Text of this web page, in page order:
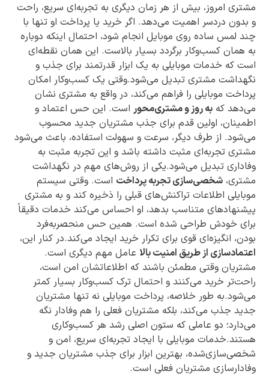
مشتری امروز، بیش از هر زمان دیگری به تجربه‌ای سریع، راحت
و بدون دردسر اهمیت می‌دهد. اگر خرید یا پرداخت او تنها با
چند لمس ساده روی موبایل انجام شود، احتمال اینکه دوباره
به همان کسب‌وکار برگردد بسیار بالاست. این همان نقطه‌ای
است که خدمات موبایلی به یک ابزار قدرتمند برای جذب و
نگهداشت مشتری تبدیل می‌شود.وقتی یک کسب‌وکار امکان
پرداخت موبایلی را فراهم می‌کند، در واقع به مشتری نشان
می‌دهد که به روز و مشتری‌محور است. این حس اعتماد و
اطمینان، اولین قدم برای جذب مشتریان جدید محسوب
می‌شود. از طرف دیگر، سرعت و سهولت استفاده، باعث می‌شود
مشتری تجربه‌ای مثبت داشته باشد و این تجربه مثبت به
وفاداری تبدیل می‌شود.یکی از روش‌های مهم در نگهداشت
مشتری، شخصی‌سازی تجربه پرداخت است. وقتی سیستم
موبایلی اطلاعات تراکنش‌های قبلی را ذخیره کند و به مشتری
پیشنهادهای متناسب بدهد، او احساس می‌کند خدمات دقیقاً
برای خودش طراحی شده است. همین حس منحصر‌به‌فرد
بودن، انگیزه‌ای قوی برای تکرار خرید ایجاد می‌کند.در کنار این،
اعتمادسازی از طریق امنیت بالا عامل مهم دیگری است.
مشتریان وقتی مطمئن باشند که اطلاعاتشان امن است،
راحت‌تر خرید می‌کنند و احتمال ترک کسب‌وکار بسیار کمتر
می‌شود.به طور خلاصه، پرداخت موبایلی نه تنها مشتریان
جدید جذب می‌کند، بلکه مشتریان فعلی را هم وفادار نگه
می‌دارد؛ دو عاملی که ستون اصلی رشد هر کسب‌وکاری
هستند.خدمات موبایلی با ایجاد تجربه‌ای سریع، امن و
شخصی‌سازی‌شده، بهترین ابزار برای جذب مشتریان جدید و
وفادارسازی مشتریان فعلی است.